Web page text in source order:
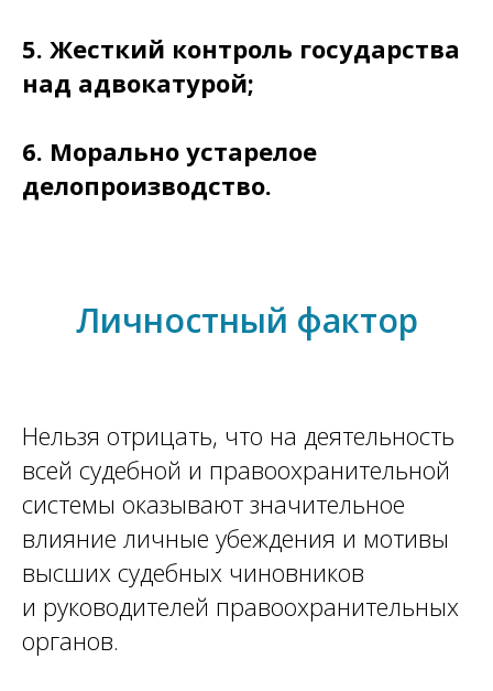
5. Жесткий контроль государства
над адвокатурой;
6. Морально устарелое
делопроизводство.
Личностный фактор
Нельзя отрицать, что на деятельность
всей судебной и правоохранительной
системы оказывают значительное
влияние личные убеждения и мотивы
высших судебных чиновников
и руководителей правоохранительных
органов.